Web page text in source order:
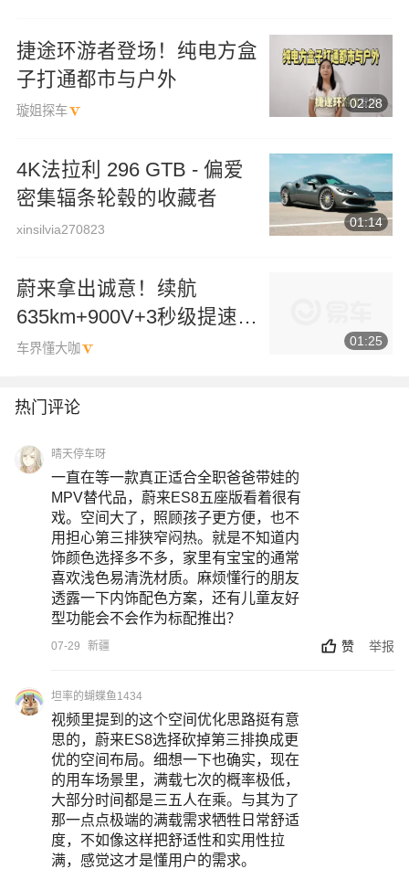
捷途环游者登场！纯电方盒
子打通都市与户外
璇姐探车
02:28
4K法拉利 296 GTB - 偏爱
密集辐条轮毂的收藏者
xinsilvia270823
01:14
蔚来拿出诚意！续航
635km+900V+3秒级提速，
全新ES8价格给力
车界懂大咖
01:25
热门评论
晴天停车呀
一直在等一款真正适合全职爸爸带娃的
MPV替代品，蔚来ES8五座版看着很有
戏。空间大了，照顾孩子更方便，也不
用担心第三排狭窄闷热。就是不知道内
饰颜色选择多不多，家里有宝宝的通常
喜欢浅色易清洗材质。麻烦懂行的朋友
透露一下内饰配色方案，还有儿童友好
型功能会不会作为标配推出？
07-29 新疆 赞 举报
坦率的蝴蝶鱼1434
视频里提到的这个空间优化思路挺有意
思的，蔚来ES8选择砍掉第三排换成更
优的空间布局。细想一下也确实，现在
的用车场景里，满载七次的概率极低，
大部分时间都是三五人在乘。与其为了
那一点点极端的满载需求牺牲日常舒适
度，不如像这样把舒适性和实用性拉
满，感觉这才是懂用户的需求。